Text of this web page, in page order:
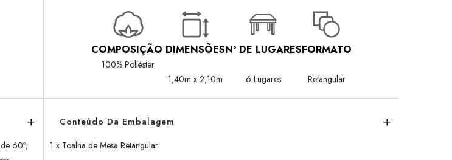
COMPOSIÇÃO
100% Poliéster
DIMENSÕES
1,40m x 2,10m
Nº DE LUGARES
6 Lugares
FORMATO
Retangular
60º;
Conteúdo Da Embalagem
1 x Toalha de Mesa Retangular